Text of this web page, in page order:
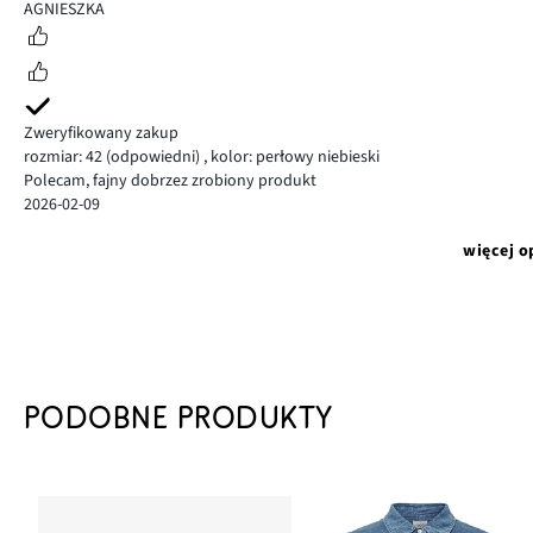
5
AGNIESZKA
Zweryfikowany zakup
rozmiar: 42 (odpowiedni) , kolor: perłowy niebieski
Polecam, fajny dobrzez zrobiony produkt
2026-02-09
więcej
PODOBNE PRODUKTY